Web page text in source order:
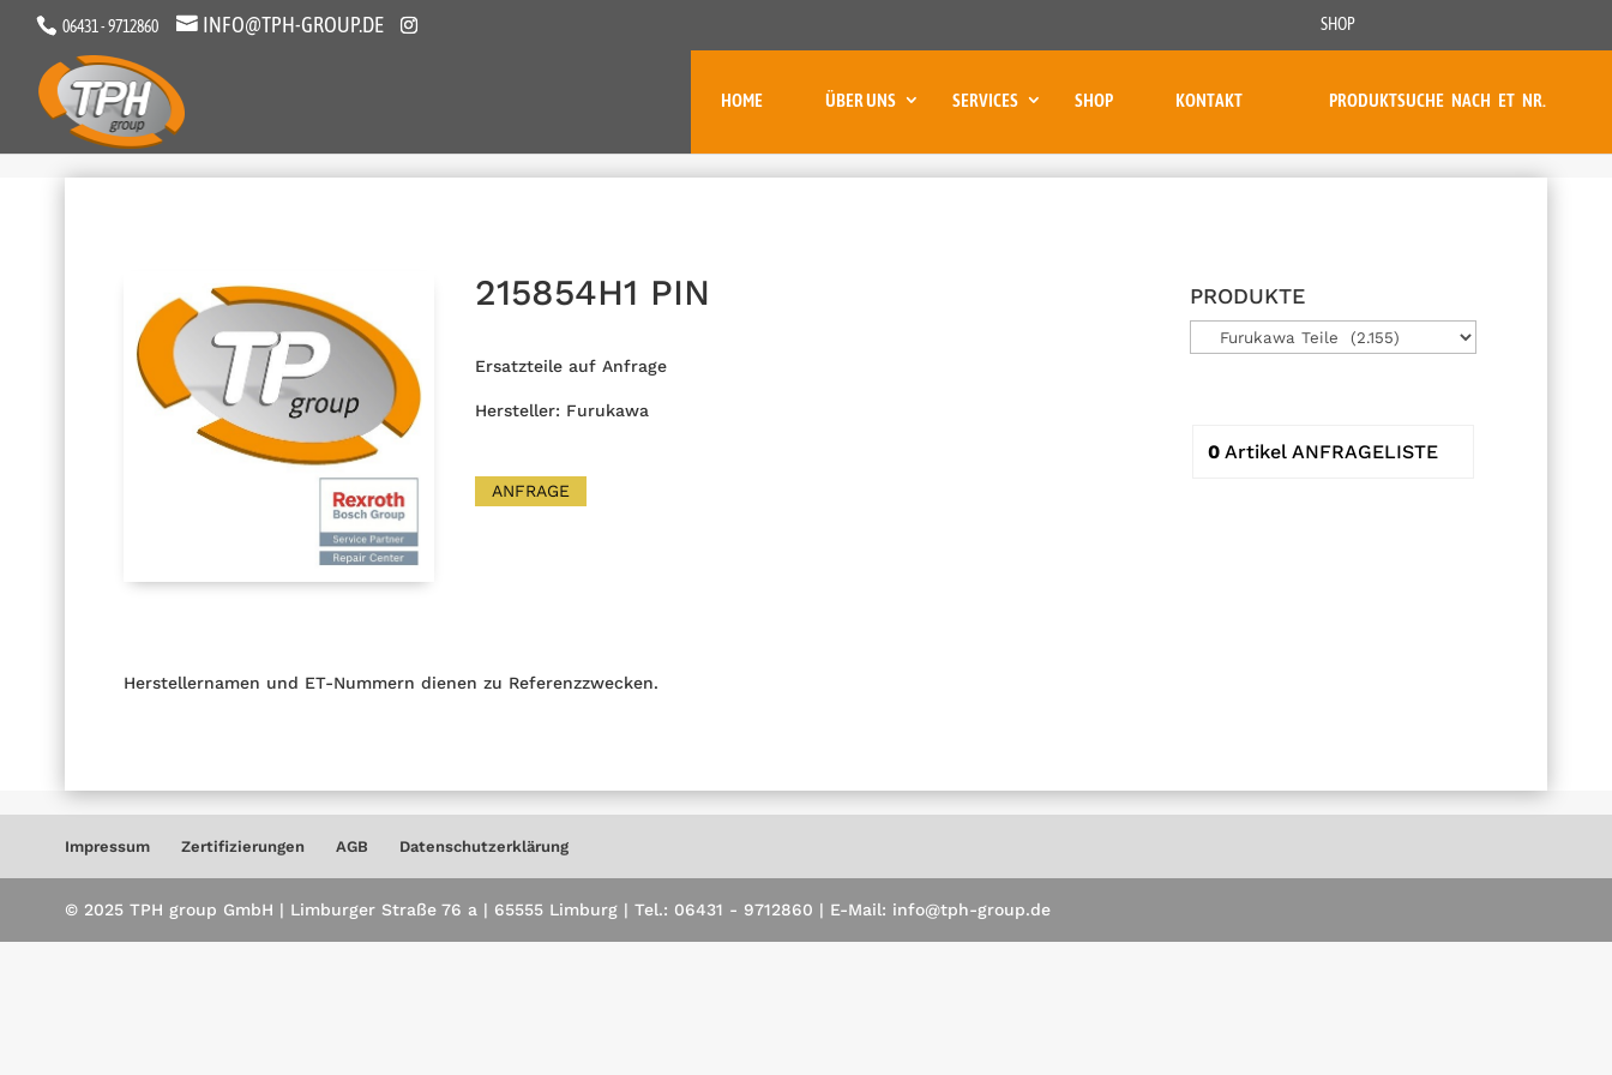
06431 - 9712860 INFO@TPH-GROUP.DE SHOP
HOME ÜBER UNS SERVICES SHOP KONTAKT PRODUKTSUCHE NACH ET NR.
215854H1 PIN
Ersatzteile auf Anfrage
Hersteller: Furukawa
ANFRAGE
PRODUKTE
0Artikel ANFRAGELISTE
Herstellernamen und ET-Nummern dienen zu Referenzzwecken.
Impressum Zertifizierungen AGB Datenschutzerklärung
© 2025 TPH group GmbH | Limburger Straße 76 a | 65555 Limburg | Tel.: 06431 - 9712860 | E-Mail: info@tph-group.de